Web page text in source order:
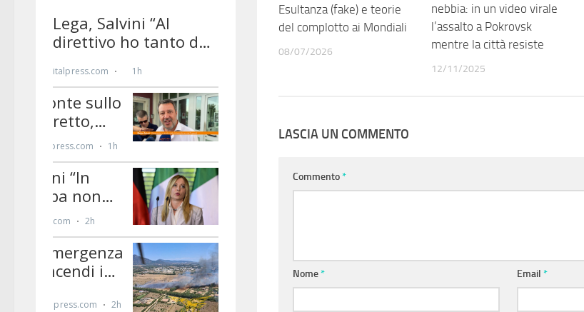
Esultanza (fake) e teorie
del complotto ai Mondiali
08/07/2026
nebbia: in un video virale
l’assalto a Pokrovsk
mentre la città resiste
12/11/2025
LASCIA UN COMMENTO
Commento*
Nome* Email*